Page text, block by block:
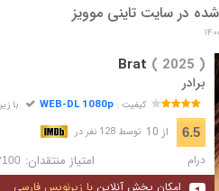
در سایت تاینی موویز
Brat ( 2025 )
برادر
کیفیت :WEB-DL 1080p با
6.5 از 10 توسط 128 نفر در
درام امتیاز منتقدان: 100
امکان پخش آنلاین با زیرنویس فارسی